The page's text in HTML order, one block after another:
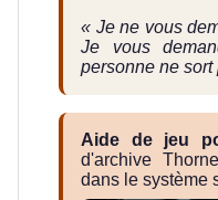
« Je ne vous
Je vous
personne ne sort
Aide de jeu
d'archive
dans le système